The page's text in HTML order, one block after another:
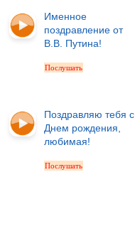
Именное
поздравление от
В.В. Путина!
Послушать
Поздравляю тебя с
Днем рождения,
любимая!
Послушать